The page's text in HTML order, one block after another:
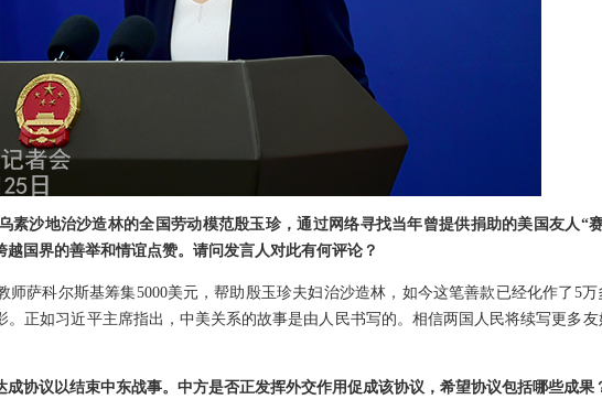
素沙地治沙造林的全国劳动模范殷玉珍，通过网络寻找当年曾提供捐助的美国友人“
国界的善举和情谊点赞。请问发言人对此有何评论？
师萨科尔斯基筹集5000美元，帮助殷玉珍夫妇治沙造林，如今这笔善款已经化作了5
正如习近平主席指出，中美关系的故事是由人民书写的。相信两国人民将续写更多
协议以结束中东战事。中方是否正发挥外交作用促成该协议，希望协议包括哪些成果